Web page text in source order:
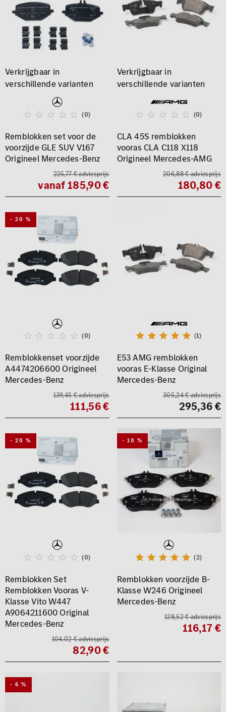
(0)
Remblokken set voor de
voorzijde GLE SUV V167
Origineel Mercedes-Benz
225,77 € adviesprijs
vanaf 185,90 €
(0)
CLA 45S remblokken
vooras CLA C118 X118
Origineel Mercedes-AMG
206,88 € adviesprijs
180,80 €
- 20 %
(0)
Remblokkenset voorzijde
A4474206600 Origineel
Mercedes-Benz
139,45 € adviesprijs
111,56 €
(1)
E53 AMG remblokken
vooras E-Klasse Original
Mercedes-Benz
305,24 € adviesprijs
295,36 €
- 20 %
(0)
Remblokken Set
Remblokken Vooras V-
Klasse Vito W447
A9064211600 Original
Mercedes-Benz
104,02 € adviesprijs
82,90 €
- 10 %
(2)
Remblokken voorzijde B-
Klasse W246 Origineel
Mercedes-Benz
128,52 € adviesprijs
116,17 €
- 6 %